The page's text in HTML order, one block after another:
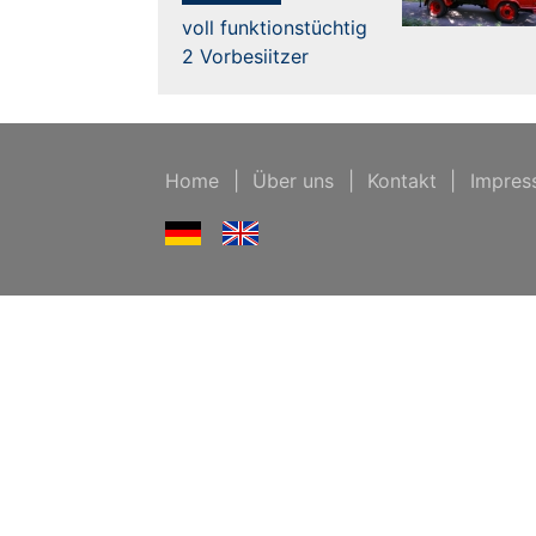
voll funktionstüchtig
2 Vorbesiitzer
Home Über uns Kontakt